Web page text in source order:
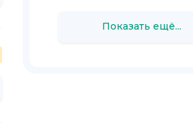
Показать ещё...